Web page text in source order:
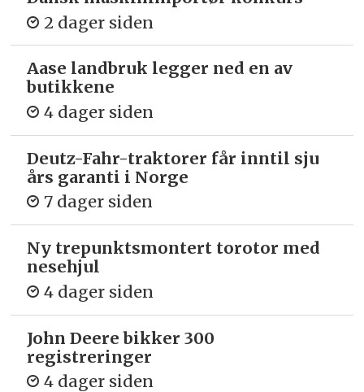
2 dager siden
Aase landbruk legger ned en av
butikkene
4 dager siden
Deutz-Fahr-traktorer får inntil sju
års garanti i Norge
7 dager siden
Ny trepunkts­montert torotor med
nesehjul
4 dager siden
John Deere bikker 300
registreringer
4 dager siden